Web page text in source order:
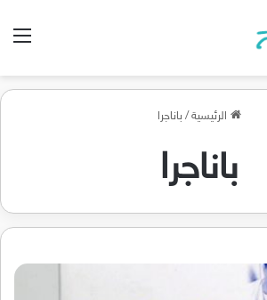
الرئيسية/ باناجرا
باناجرا